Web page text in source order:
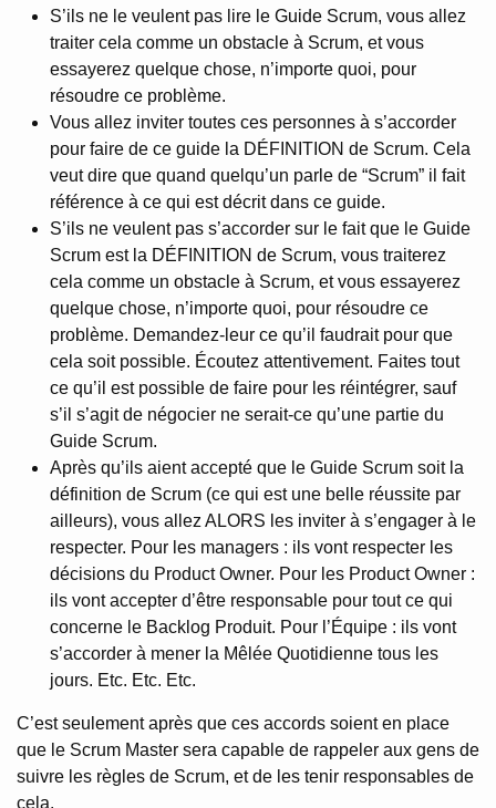
S’ils ne le veulent pas lire le Guide Scrum, vous allez
traiter cela comme un obstacle à Scrum, et vous
essayerez quelque chose, n’importe quoi, pour
résoudre ce problème.
Vous allez inviter toutes ces personnes à s’accorder
pour faire de ce guide la DÉFINITION de Scrum. Cela
veut dire que quand quelqu’un parle de “Scrum” il fait
référence à ce qui est décrit dans ce guide.
S’ils ne veulent pas s’accorder sur le fait que le Guide
Scrum est la DÉFINITION de Scrum, vous traiterez
cela comme un obstacle à Scrum, et vous essayerez
quelque chose, n’importe quoi, pour résoudre ce
problème. Demandez-leur ce qu’il faudrait pour que
cela soit possible. Écoutez attentivement. Faites tout
ce qu’il est possible de faire pour les réintégrer, sauf
s’il s’agit de négocier ne serait-ce qu’une partie du
Guide Scrum.
Après qu’ils aient accepté que le Guide Scrum soit la
définition de Scrum (ce qui est une belle réussite par
ailleurs), vous allez ALORS les inviter à s’engager à le
respecter. Pour les managers : ils vont respecter les
décisions du Product Owner. Pour les Product Owner :
ils vont accepter d’être responsable pour tout ce qui
concerne le Backlog Produit. Pour l’Équipe : ils vont
s’accorder à mener la Mêlée Quotidienne tous les
jours. Etc. Etc. Etc.
C’est seulement après que ces accords soient en place
que le Scrum Master sera capable de rappeler aux gens de
suivre les règles de Scrum, et de les tenir responsables de
cela.